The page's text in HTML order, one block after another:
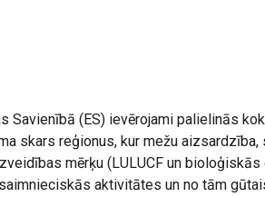
Savienībā (ES) ievērojami palielinās
skars reģionus, kur mežu
mērķu (LULUCF un
aktivitātes un no tām